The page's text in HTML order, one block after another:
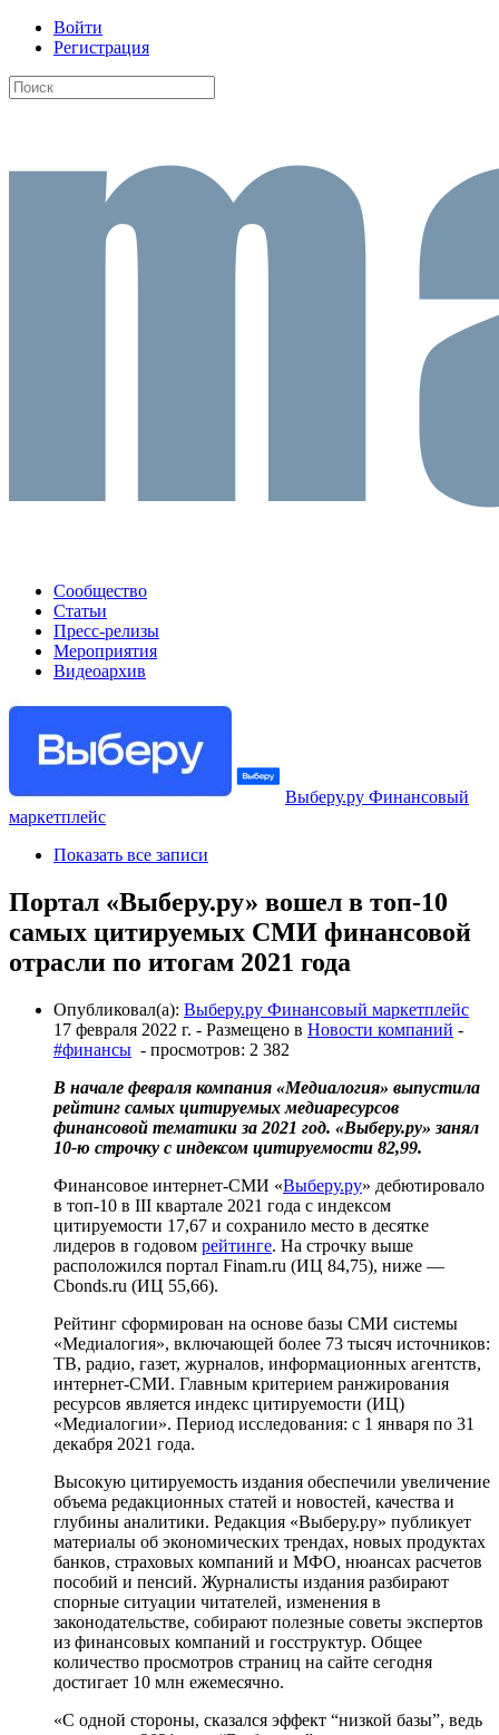
Войти
Регистрация
Сообщество
Статьи
Пресс-релизы
Мероприятия
Видеоархив
Выберу.ру Финансовый
маркетплейс
Показать все записи
Портал «Выберу.ру» вошел в топ-10
самых цитируемых СМИ финансовой
отрасли по итогам 2021 года
Опубликовал(а): Выберу.ру Финансовый маркетплейс
17 февраля 2022 г. - Размещено в Новости компаний -
#финансы - просмотров: 2 382
В начале февраля компания «Медиалогия» выпустила
рейтинг самых цитируемых медиаресурсов
финансовой тематики за 2021 год. «Выберу.ру» занял
10-ю строчку с индексом цитируемости 82,99.
Финансовое интернет-СМИ «Выберу.ру» дебютировало
в топ-10 в III квартале 2021 года с индексом
цитируемости 17,67 и сохранило место в десятке
лидеров в годовом рейтинге. На строчку выше
расположился портал Finam.ru (ИЦ 84,75), ниже —
Cbonds.ru (ИЦ 55,66).
Рейтинг сформирован на основе базы СМИ системы
«Медиалогия», включающей более 73 тысяч источников:
ТВ, радио, газет, журналов, информационных агентств,
интернет-СМИ. Главным критерием ранжирования
ресурсов является индекс цитируемости (ИЦ)
«Медиалогии». Период исследования: с 1 января по 31
декабря 2021 года.
Высокую цитируемость издания обеспечили увеличение
объема редакционных статей и новостей, качества и
глубины аналитики. Редакция «Выберу.ру» публикует
материалы об экономических трендах, новых продуктах
банков, страховых компаний и МФО, нюансах расчетов
пособий и пенсий. Журналисты издания разбирают
спорные ситуации читателей, изменения в
законодательстве, собирают полезные советы экспертов
из финансовых компаний и госструктур. Общее
количество просмотров страниц на сайте сегодня
достигает 10 млн ежемесячно.
«С одной стороны, сказался эффект “низкой базы”, ведь